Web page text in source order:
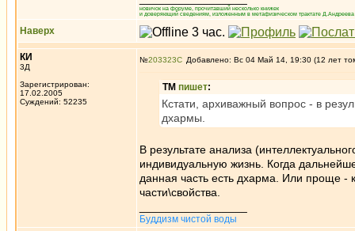
новичок на форуме, прочитавший несколько книжек
и доверяющий сведениям, изложенным в метафизическом трактате
Наверх
КИ
3Д
Зарегистрирован:
17.02.2005
Суждений: 52235
№203323 Добавлено: Вс 04 Май 14, 19:30 (12 лет
ТМ пишет:
Кстати, архиважный вопрос - в
дхармы.
В результате анализа
индивидуальную жизнь. Когда
данная часть есть дхарма. Или проще -
части\свойства.
Буддизм чистой воды